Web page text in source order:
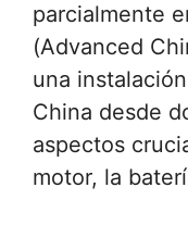
parcialmente
(Advanced
una
China desde
aspectos
motor, la